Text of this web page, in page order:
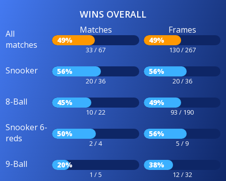
WINS OVERALL
All
matches
Matches
49%
33 / 67
Frames
49%
130 / 267
Snooker 56%
20 / 36
56%
20 / 36
8-Ball 45%
10 / 22
49%
93 / 190
Snooker 6-
reds
50%
2 / 4
56%
5 / 9
9-Ball 20%
1 / 5
38%
12 / 32